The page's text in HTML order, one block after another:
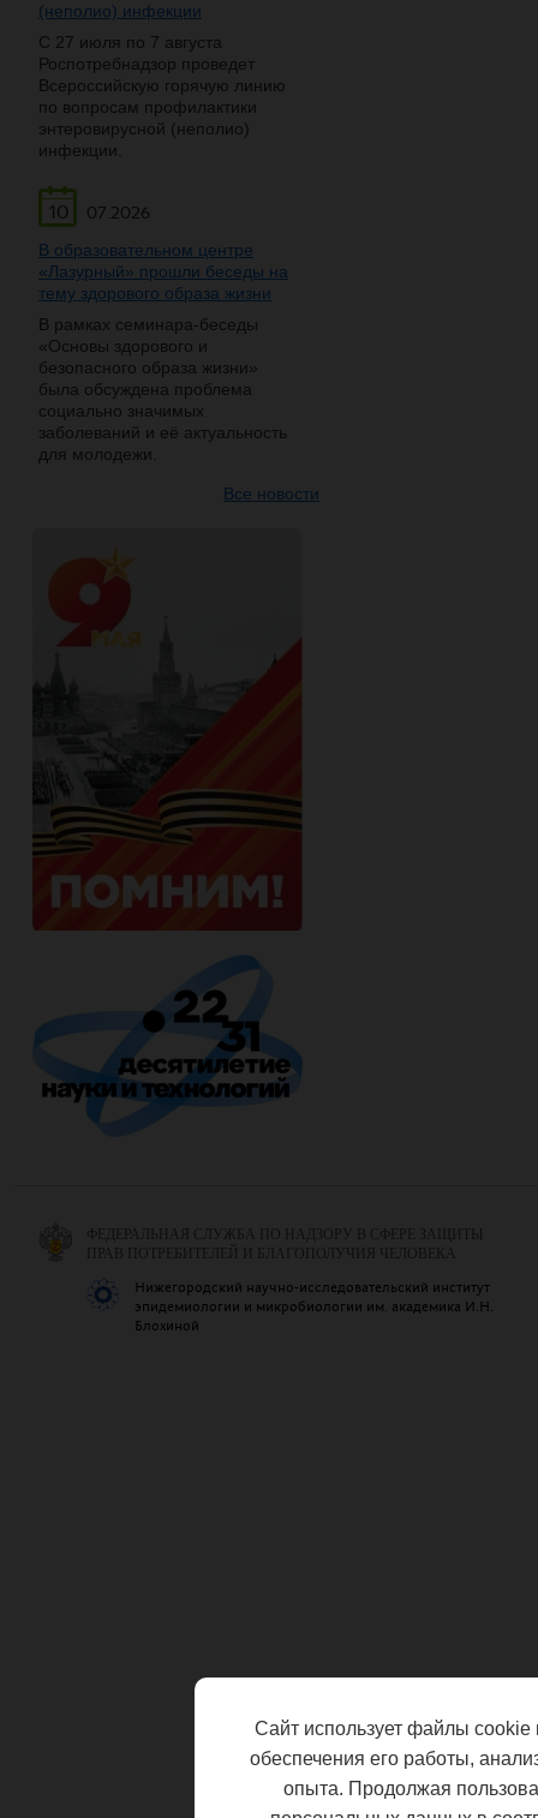
(неполио) инфекции
С 27 июля по 7 августа
Роспотребнадзор проведет
Всероссийскую горячую линию
по вопросам профилактики
энтеровирусной (неполио)
инфекции.
10
07.2026
В образовательном центре
«Лазурный» прошли беседы на
тему здорового образа жизни
В рамках семинара-беседы
«Основы здорового и
безопасного образа жизни»
была обсуждена проблема
социально значимых
заболеваний и её актуальность
для молодежи.
Все новости
ФЕДЕРАЛЬНАЯ СЛУЖБА ПО НАДЗОРУ В СФЕРЕ ЗАЩИТЫ
ПРАВ ПОТРЕБИТЕЛЕЙ И БЛАГОПОЛУЧИЯ ЧЕЛОВЕКА
Нижегородский научно-исследовательский институт
эпидемиологии и микробиологии им. академика И.Н.
Блохиной
Сайт использует файлы cookie
обеспечения его работы,
опыта. Продолжая